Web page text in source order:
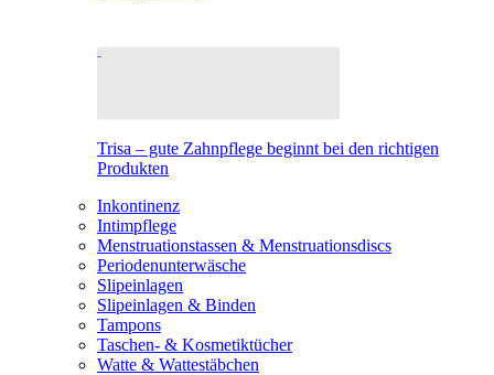
Trisa – gute Zahnpflege beginnt bei den richtigen
Produkten
Inkontinenz
Intimpflege
Menstruationstassen & Menstruationsdiscs
Periodenunterwäsche
Slipeinlagen
Slipeinlagen & Binden
Tampons
Taschen- & Kosmetiktücher
Watte & Wattestäbchen